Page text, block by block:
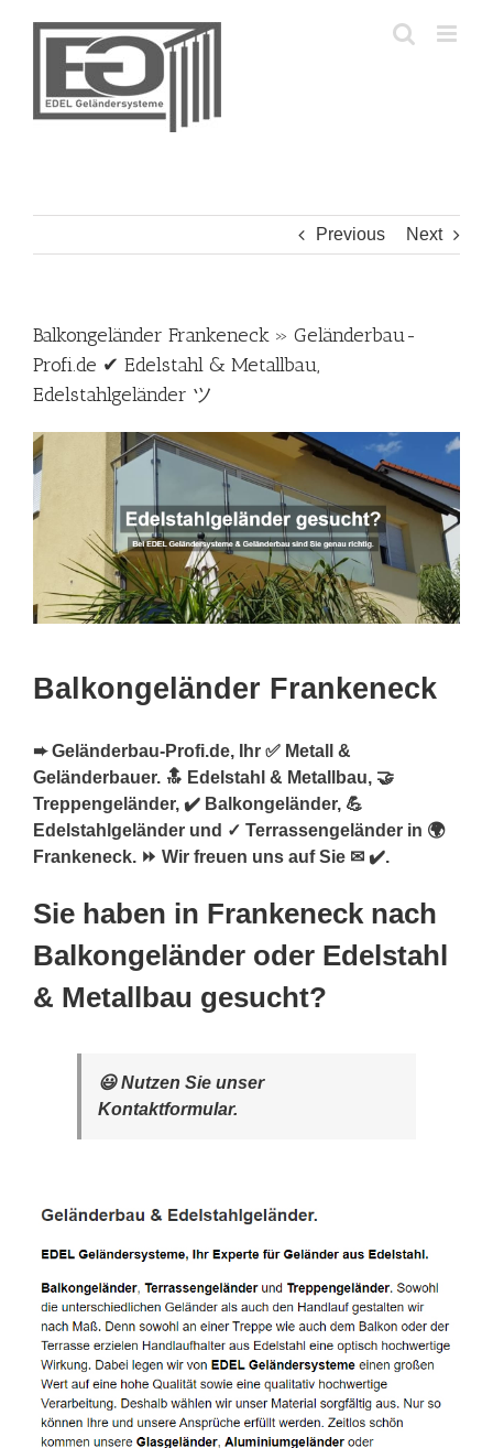
Previous Next
Balkongeländer Frankeneck » Geländerbau-
Profi.de ✔ Edelstahl & Metallbau,
Edelstahlgeländer ツ
Balkongeländer Frankeneck
➨ Geländerbau-Profi.de, Ihr ✅ Metall &
Geländerbauer. 🔝 Edelstahl & Metallbau, 🤝
Treppengeländer, ✔️ Balkongeländer, 💪
Edelstahlgeländer und ✓ Terrassengeländer in 🌍
Frankeneck. ⏩ Wir freuen uns auf Sie ✉ ✔️.
Sie haben in Frankeneck nach
Balkongeländer oder Edelstahl
& Metallbau gesucht?
😃 Nutzen Sie unser
Kontaktformular.